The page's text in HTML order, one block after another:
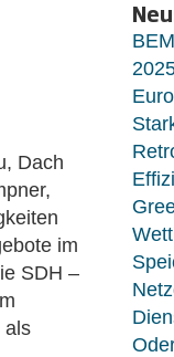
Dach
im
SDH –
als